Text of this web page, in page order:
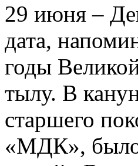
29 июня –
дата,
годы
тылу. В
старшего
«МДК», было